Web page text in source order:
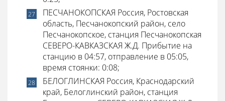
ПЕСЧАНОКОПСКАЯ Россия, Ростовская
область, Песчанокопский район, село
Песчанокопское, станция Песчанокопская
СЕВЕРО-КАВКАЗСКАЯ Ж.Д. Прибытие на
станцию в 04:57, отправление в 05:05,
время стоянки: 0:08;
БЕЛОГЛИНСКАЯ Россия, Краснодарский
край, Белоглинский район, станция